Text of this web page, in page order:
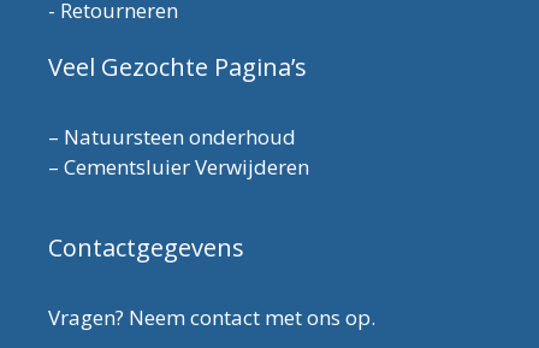
- Retourneren
Veel Gezochte Pagina’s
– Natuursteen onderhoud
– Cementsluier Verwijderen
Contactgegevens
Vragen? Neem contact met ons op.